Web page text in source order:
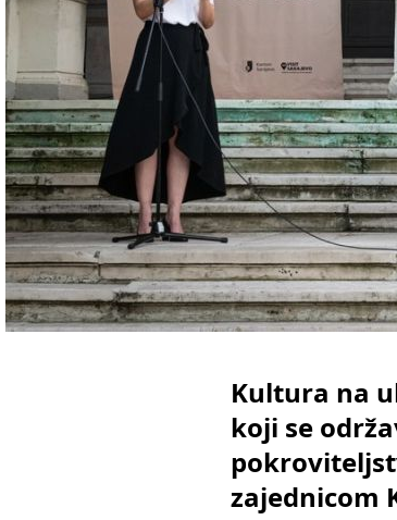
Kultura na
koji se
zajednicom